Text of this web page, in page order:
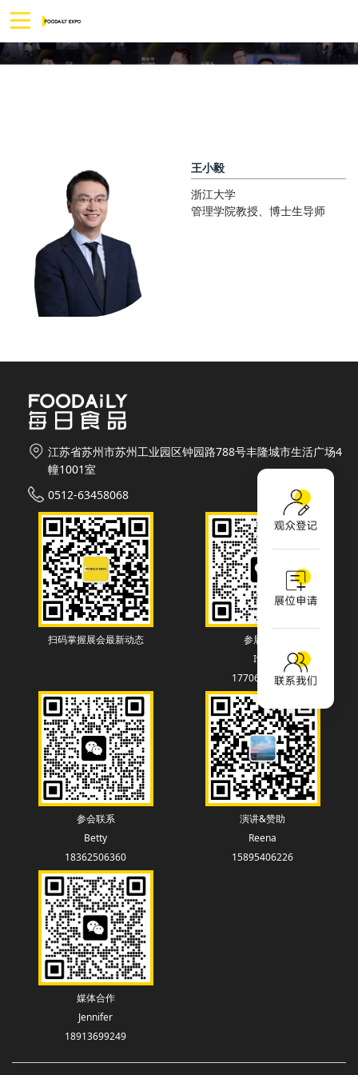
王小毅
浙江大学
管理学院教授、博士生导师
江苏省苏州市苏州工业园区钟园路788号丰隆城市生活广场4
幢1001室
0512-63458068
扫码掌握展会最新动态
参展联系
Ivey
17706130838
参会联系
Betty
18362506360
演讲&赞助
Reena
15895406226
媒体合作
Jennifer
18913699249